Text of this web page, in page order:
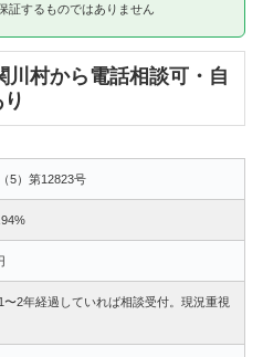
証するものではありません
村から電話相談可・自
5）第12823号
〜2年経過していれば相談受付。現況重視